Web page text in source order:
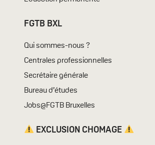
FGTB BXL
Qui sommes-nous ?
Centrales professionnelles
Secrétaire générale
Bureau d’études
Jobs@FGTB Bruxelles
EXCLUSION CHOMAGE